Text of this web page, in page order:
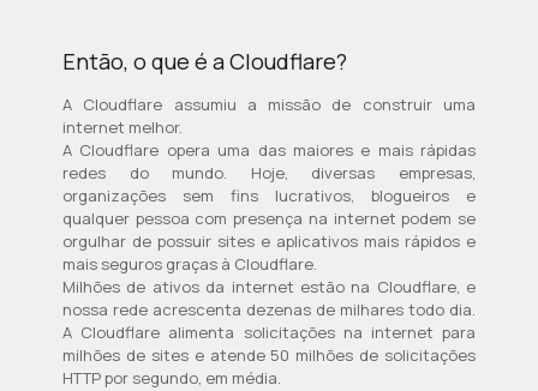
Então, o que é a Cloudflare?
A Cloudflare assumiu a missão de construir uma
internet melhor.
A Cloudflare opera uma das maiores e mais rápidas
redes do mundo. Hoje, diversas empresas,
organizações sem fins lucrativos, blogueiros e
qualquer pessoa com presença na internet podem se
orgulhar de possuir sites e aplicativos mais rápidos e
mais seguros graças à Cloudflare.
Milhões de ativos da internet estão na Cloudflare, e
nossa rede acrescenta dezenas de milhares todo dia.
A Cloudflare alimenta solicitações na internet para
milhões de sites e atende 50 milhões de solicitações
HTTP por segundo, em média.